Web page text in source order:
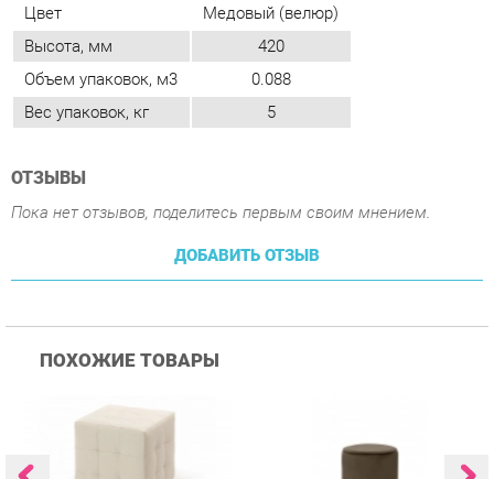
ОТЗЫВЫ
Пока нет отзывов, поделитесь первым своим мнением.
ДОБАВИТЬ ОТЗЫВ
ПОХОЖИЕ ТОВАРЫ
Пуф Трия Тип 1 Светлый
015 Коричневый